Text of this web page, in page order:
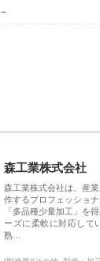
－
森工業株式会社
森工業株式会社は、産
作するプロフェッショ
「多品種少量加工」を
ーズに柔軟に対応して
熟…